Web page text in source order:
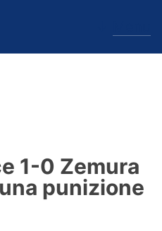
1-0 Zemura
punizione